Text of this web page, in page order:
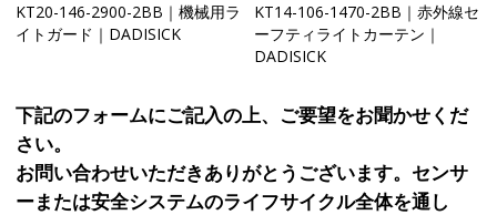
KT20-146-2900-2BB｜機械用ラ
イトガード｜DADISICK
KT14-106-1470-2BB｜赤外線セ
ーフティライトカーテン｜
DADISICK
下記のフォームにご記入の上、ご要望をお聞かせくだ
さい。
お問い合わせいただきありがとうございます。センサ
ーまたは安全システムのライフサイクル全体を通し